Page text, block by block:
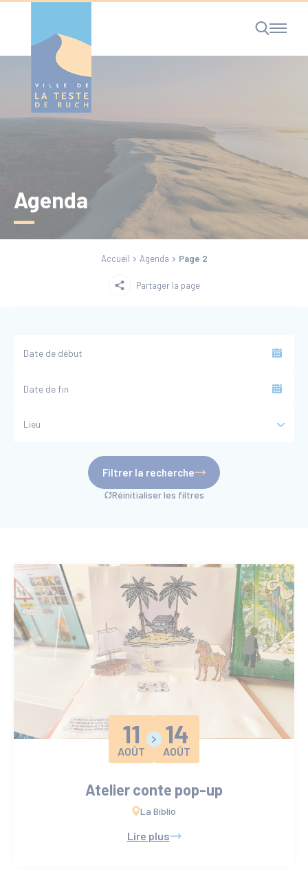
RECHERCHE
Agenda
Accueil Agenda Page 2
Partager la page
de
de
Lieu
Filtrer la recherche
Réinitialiser les filtres
11
AOÛT
14
AOÛT
Atelier conte pop-up
La Biblio
Lire plus
Cookies management panel